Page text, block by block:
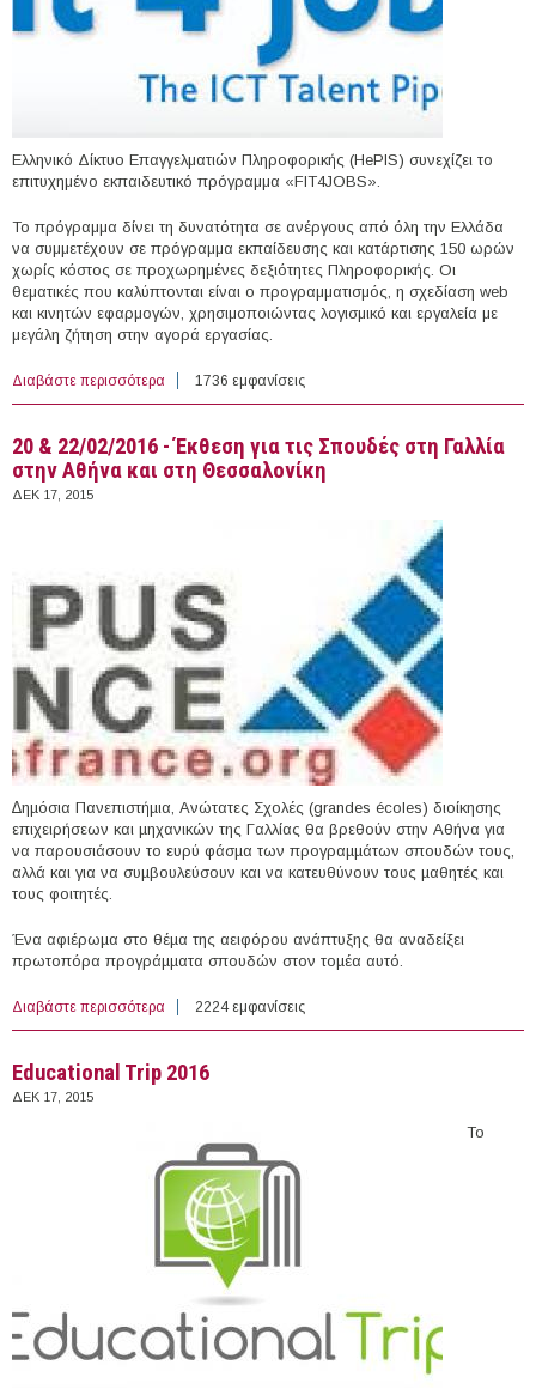
Ελληνικό Δίκτυο Επαγγελματιών Πληροφορικής (HePIS) συνεχίζει το
επιτυχημένο εκπαιδευτικό πρόγραμμα «FIT4JOBS».
Το πρόγραμμα δίνει τη δυνατότητα σε ανέργους από όλη την Ελλάδα
να συμμετέχουν σε πρόγραμμα εκπαίδευσης και κατάρτισης 150 ωρών
χωρίς κόστος σε προχωρημένες δεξιότητες Πληροφορικής. Οι
θεματικές που καλύπτονται είναι ο προγραμματισμός, η σχεδίαση web
και κινητών εφαρμογών, χρησιμοποιώντας λογισμικό και εργαλεία με
μεγάλη ζήτηση στην αγορά εργασίας.
Διαβάστε περισσότερα για Δωρεάν Εκπαίδευση Ανέργων σε Προχωρημένες
Δεξιότητες Πληροφορικής με δυνατότητα τοποθέτησης
1736 εμφανίσεις
20 & 22/02/2016 - Έκθεση για τις Σπουδές στη Γαλλία
στην Αθήνα και στη Θεσσαλονίκη
ΔΕΚ 17, 2015
∆ηµόσια Πανεπιστήµια, Ανώτατες Σχολές (grandes écoles) διοίκησης
επιχειρήσεων και µηχανικών της Γαλλίας θα βρεθούν στην Αθήνα για
να παρουσιάσουν το ευρύ φάσµα των προγραµµάτων σπουδών τους,
αλλά και για να συµβουλεύσουν και να κατευθύνουν τους µαθητές και
τους φοιτητές.
Ένα αφιέρωµα στο θέµα της αειφόρου ανάπτυξης θα αναδείξει
πρωτοπόρα προγράµµατα σπουδών στον τοµέα αυτό.
Διαβάστε περισσότερα για 20 & 22/02/2016 - Έκθεση για τις Σπουδές στη
Γαλλία στην Αθήνα και στη Θεσσαλονίκη
2224 εμφανίσεις
Educational Trip 2016
ΔΕΚ 17, 2015
Το